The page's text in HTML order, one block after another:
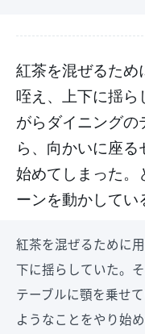
紅茶を混ぜるため
咥え、上下に揺ら
がらダイニングの
ら、向かいに座
始めてしまった。
ーンを動かしてい
紅茶を混ぜるために
下に揺らしていた。
テーブルに顎を乗せ
ようなことをやり始